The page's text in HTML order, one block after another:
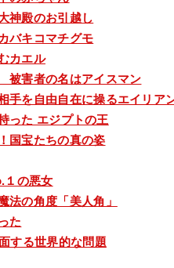
神殿のお引越し
バキコマチグモ
カエル
被害者の名はアイスマン
手を自由自在に操るエイリア
った エジプトの王
国宝たちの真の姿
１の悪女
法の角度「美人角」
た
する世界的な問題